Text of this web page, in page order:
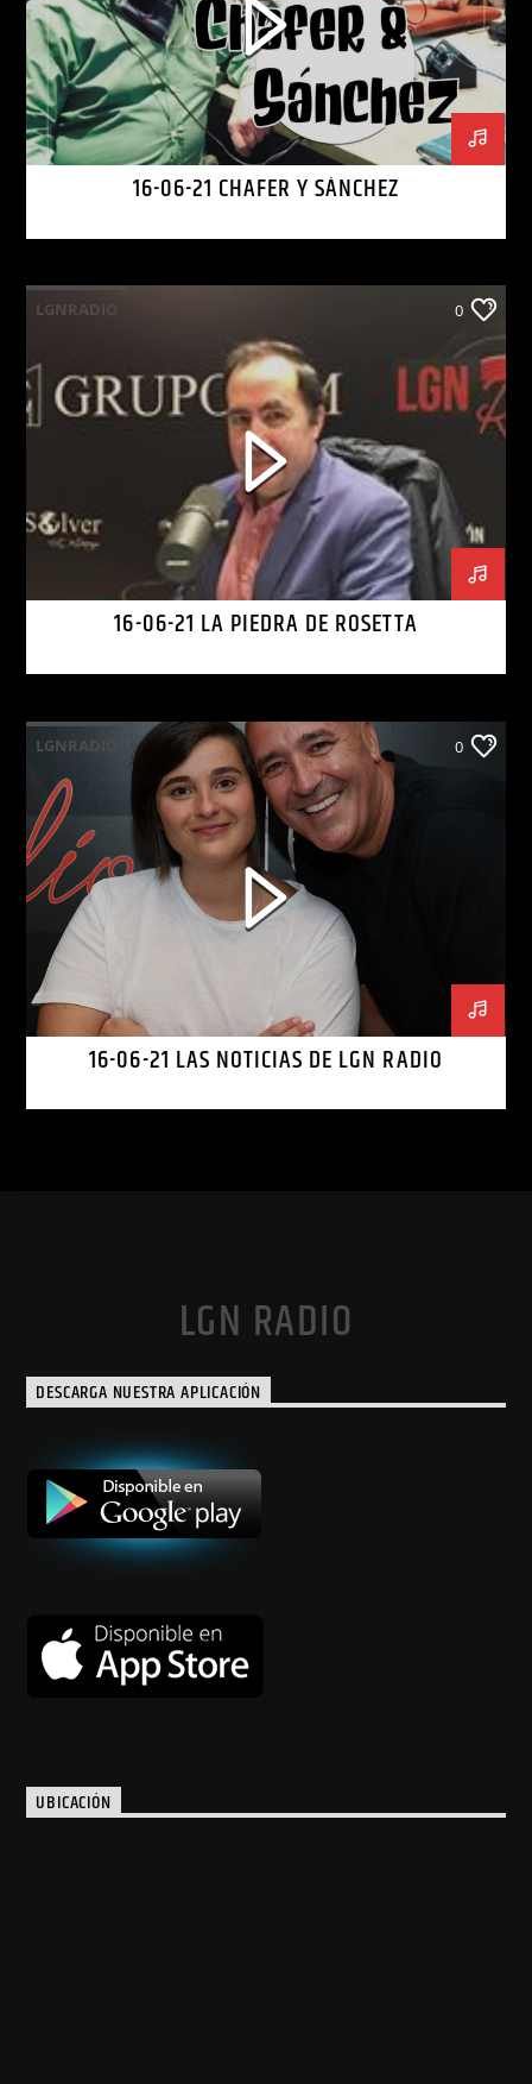
16-06-21 CHAFER Y SÁNCHEZ
LGNRADIO 0
16-06-21 LA PIEDRA DE ROSETTA
LGNRADIO 0
16-06-21 LAS NOTICIAS DE LGN RADIO
LGN RADIO
DESCARGA NUESTRA APLICACIÓN
UBICACIÓN